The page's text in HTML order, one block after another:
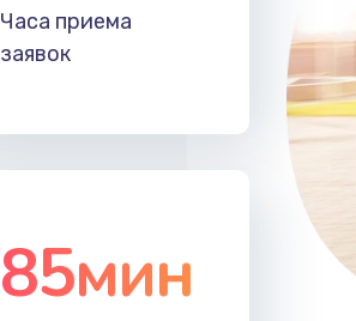
Часа приема
заявок
85мин